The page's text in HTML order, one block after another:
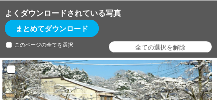
よくダウンロードされている写真
まとめてダウンロード
このページの全てを選択